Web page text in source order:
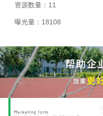
资源数量： 11
曝光量： 18108